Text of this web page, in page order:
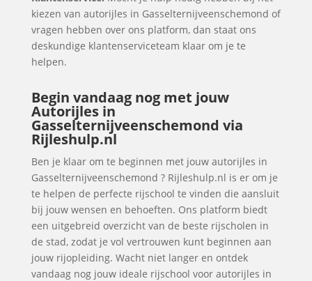
kiezen van autorijles in Gasselternijveenschemond of
vragen hebben over ons platform, dan staat ons
deskundige klantenserviceteam klaar om je te
helpen.
Begin vandaag nog met jouw
Autorijles in
Gasselternijveenschemond via
Rijleshulp.nl
Ben je klaar om te beginnen met jouw autorijles in
Gasselternijveenschemond ? Rijleshulp.nl is er om je
te helpen de perfecte rijschool te vinden die aansluit
bij jouw wensen en behoeften. Ons platform biedt
een uitgebreid overzicht van de beste rijscholen in
de stad, zodat je vol vertrouwen kunt beginnen aan
jouw rijopleiding. Wacht niet langer en ontdek
vandaag nog jouw ideale rijschool voor autorijles in